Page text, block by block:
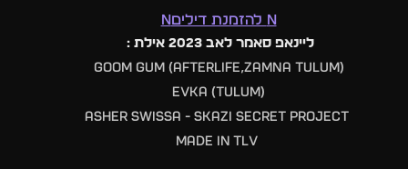
n להזמנת דיליםn
ליינאפ סאמר לאב 2023 אילת :
GOOM GUM (AFTERLIFE,ZAMNA TULUM)
EVKA (TULUM)